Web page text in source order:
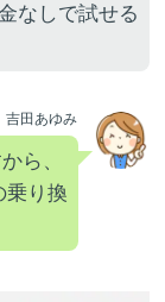
なしで試せる
吉田あゆみ
ら、
乗り換